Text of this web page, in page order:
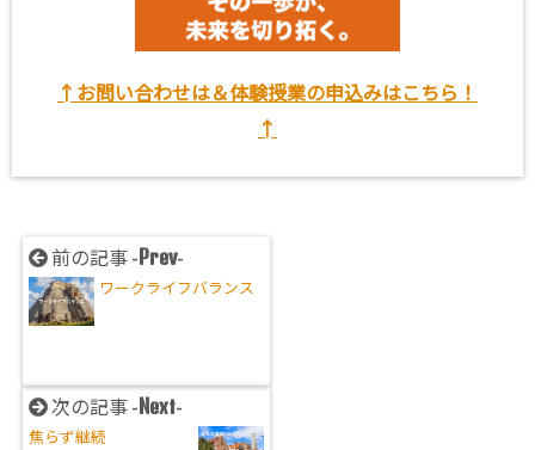
↑お問い合わせは＆体験授業の申込みはこちら！
↑
前の記事 -Prev-
ワークライフバランス
次の記事 -Next-
焦らず継続